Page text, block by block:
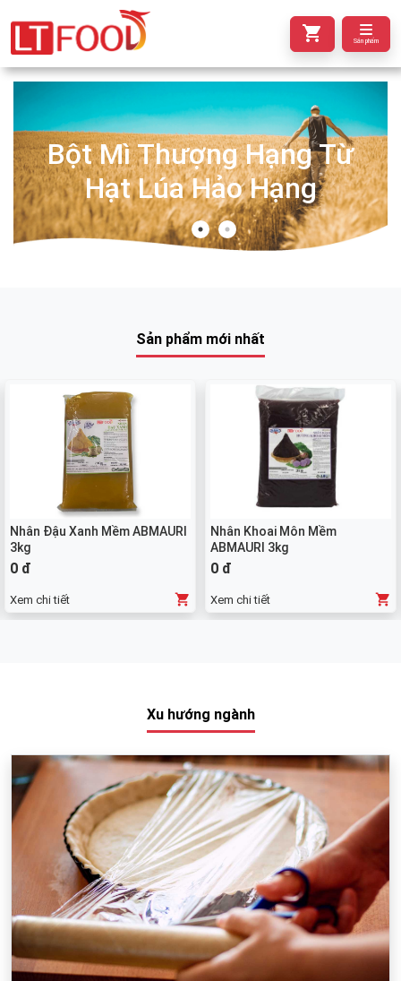
Sản phẩm
Bột Mì Thượng Hạng Từ
Hạt Lúa Hảo Hạng
Sản phẩm mới nhất
Nhân Đậu Xanh Mềm ABMAURI
3kg
0 đ
Xem chi tiết
Nhân Khoai Môn Mềm
ABMAURI 3kg
0 đ
Xem chi tiết
Xu hướng ngành